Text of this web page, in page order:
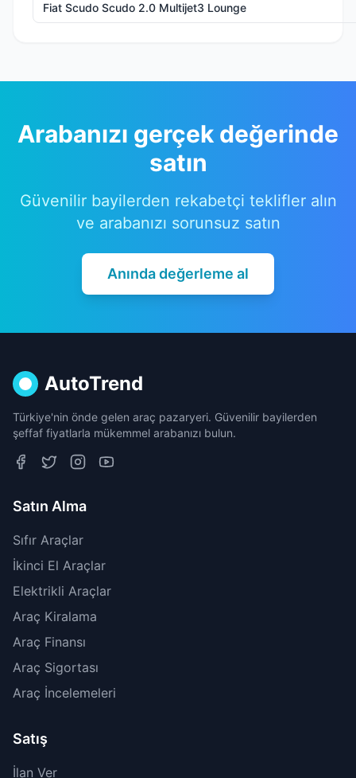
Fiat Scudo Scudo 2.0 Multijet3 Lounge
Arabanızı gerçek değerinde
satın
Güvenilir bayilerden rekabetçi teklifler alın
ve arabanızı sorunsuz satın
Anında değerleme al
AutoTrend
Türkiye'nin önde gelen araç pazaryeri. Güvenilir bayilerden
şeffaf fiyatlarla mükemmel arabanızı bulun.
Satın Alma
Sıfır Araçlar
İkinci El Araçlar
Elektrikli Araçlar
Araç Kiralama
Araç Finansı
Araç Sigortası
Araç İncelemeleri
Satış
İlan Ver